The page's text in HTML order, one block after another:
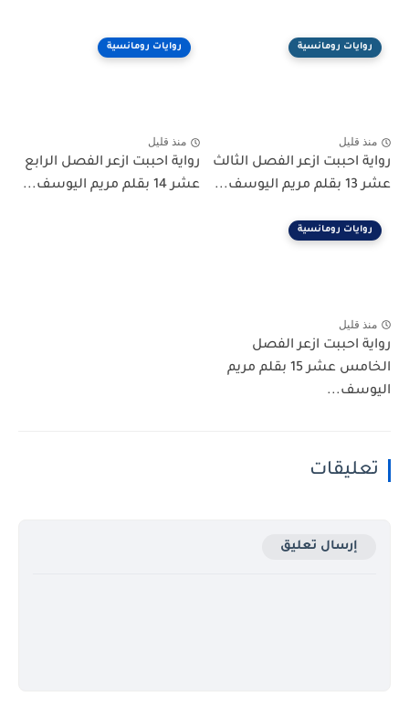
روايات رومانسية
منذ قليل
رواية احببت ازعر الفصل الثالث
عشر 13 بقلم مريم اليوسف...
روايات رومانسية
منذ قليل
رواية احببت ازعر الفصل الرابع
عشر 14 بقلم مريم اليوسف...
روايات رومانسية
منذ قليل
رواية احببت ازعر الفصل
الخامس عشر 15 بقلم مريم
اليوسف...
تعليقات
إرسال تعليق